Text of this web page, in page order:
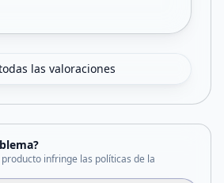
las valoraciones
infringe las políticas de la